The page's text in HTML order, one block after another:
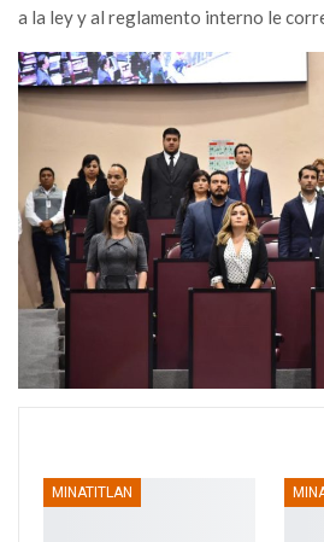
a la ley y al reglamento interno le
MINATITLAN